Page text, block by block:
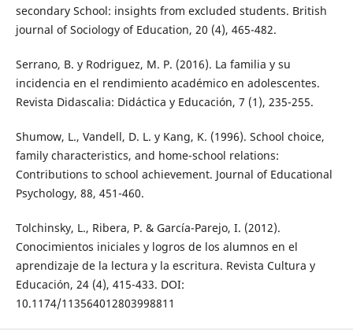
secondary School: insights from excluded students. British
journal of Sociology of Education, 20 (4), 465-482.
Serrano, B. y Rodriguez, M. P. (2016). La familia y su
incidencia en el rendimiento académico en adolescentes.
Revista Didascalia: Didáctica y Educación, 7 (1), 235-255.
Shumow, L., Vandell, D. L. y Kang, K. (1996). School choice,
family characteristics, and home-school relations:
Contributions to school achievement. Journal of Educational
Psychology, 88, 451-460.
Tolchinsky, L., Ribera, P. & García-Parejo, I. (2012).
Conocimientos iniciales y logros de los alumnos en el
aprendizaje de la lectura y la escritura. Revista Cultura y
Educación, 24 (4), 415-433. DOI:
10.1174/113564012803998811